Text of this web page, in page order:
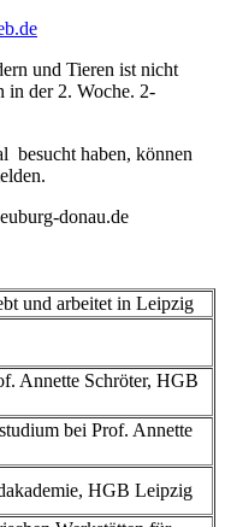
und Tieren ist nicht
in der 2. Woche. 2-
besucht haben, können
donau.de
und arbeitet in Leipzig
Annette Schröter, HGB
bei Prof. Annette
HGB Leipzig